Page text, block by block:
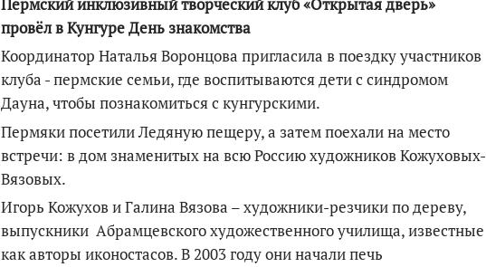
Пермский инклюзивный творческий клуб «Открытая дверь»
провёл в Кунгуре День знакомства
Координатор Наталья Воронцова пригласила в поездку участников
клуба - пермские семьи, где воспитываются дети с синдромом
Дауна, чтобы познакомиться с кунгурскими.
Пермяки посетили Ледяную пещеру, а затем поехали на место
встречи: в дом знаменитых на всю Россию художников Кожуховых-
Вязовых.
Игорь Кожухов и Галина Вязова – художники-резчики по дереву,
выпускники Абрамцевского художественного училища, известные
как авторы иконостасов. В 2003 году они начали печь